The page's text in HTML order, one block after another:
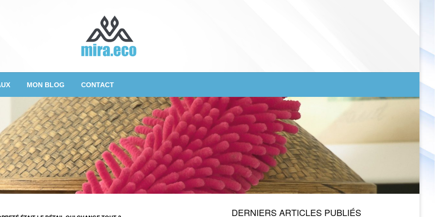
MON BLOG CONTACT
DERNIERS ARTICLES PUBLIÉS